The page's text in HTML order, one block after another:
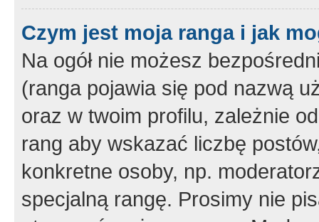
Czym jest moja ranga i jak
Na ogół nie możesz
(ranga pojawia się pod nazwą
oraz w twoim profilu, zależnie
rang aby wskazać liczbę
konkretne osoby, np.
specjalną rangę. Prosimy nie